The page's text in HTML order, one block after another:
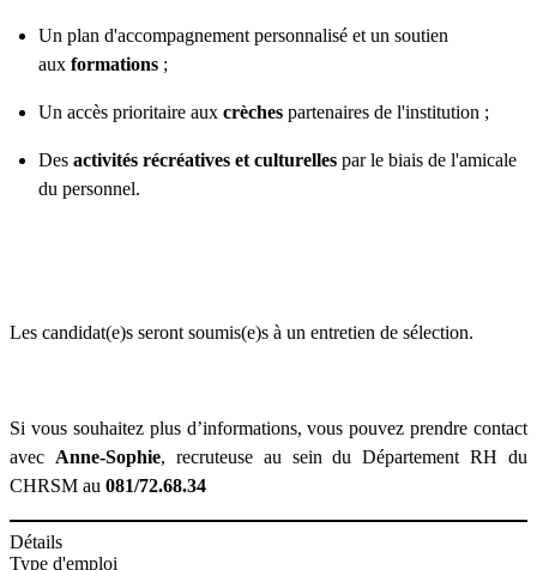
Un plan d'accompagnement personnalisé et un soutien
aux formations ;
Un accès prioritaire aux crèches partenaires de l'institution ;
Des activités récréatives et culturelles par le biais de l'amicale
du personnel.
Les candidat(e)s seront soumis(e)s à un entretien de sélection.
Si vous souhaitez plus d’informations, vous pouvez prendre contact
avec Anne-Sophie, recruteuse au sein du Département RH du
CHRSM au 081/72.68.34
Détails
Type d'emploi